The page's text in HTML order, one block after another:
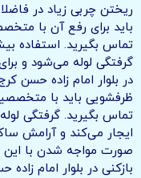
ریختن چربی زیاد در
باید برای رفع آن با
تماس بگیرید. استفاده
گرفتگی لوله می‌شود و
در بلوار امام زاده حسن
ظرفشویی باید با
تماس بگیرید. گرفتگی
ایجار می‌کند و آرامش
صورت مواجه شدن با این
بازکنی در بلوار امام